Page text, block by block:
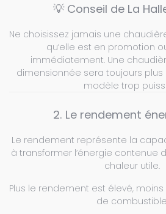
💡 Conseil de La
Ne choisissez jamais une
qu’elle est en promotion
immédiatement. Une
dimensionnée sera toujours plus
modèle trop
2. Le rendement
Le rendement représente la
à transformer l’énergie contenue
chaleur utile.
Plus le rendement est élevé,
de